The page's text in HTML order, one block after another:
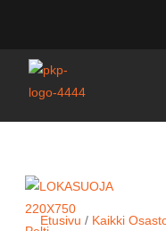
Etusivu / Kaikki